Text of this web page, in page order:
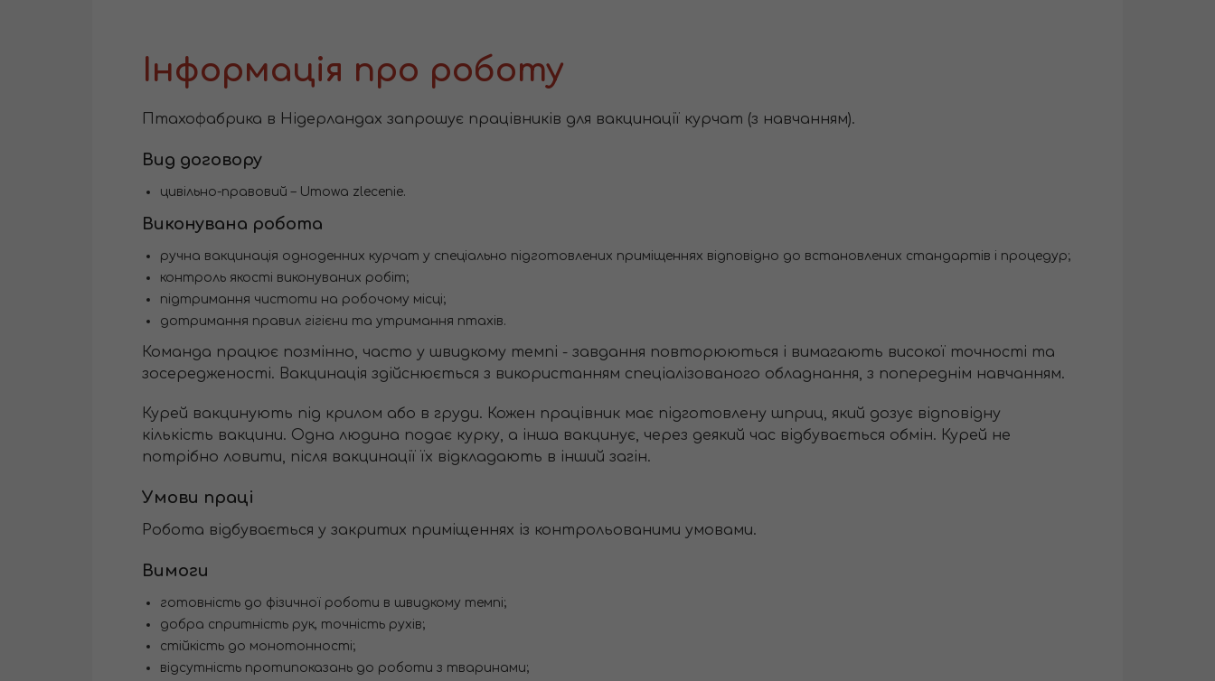
Інформація про роботу
Птахофабрика в Нідерландах запрошує працівників для вакцинації курчат (з навчанням).
Вид договору
цивільно-правовий – Umowa zlecenie.
Виконувана робота
ручна вакцинація одноденних курчат у спеціально підготовлених приміщеннях відповідно до встановлених стандартів і процедур;
контроль якості виконуваних робіт;
підтримання чистоти на робочому місці;
дотримання правил гігієни та утримання птахів.
Команда працює позмінно, часто у швидкому темпі - завдання повторюються і вимагають високої точності та
зосередженості. Вакцинація здійснюється з використанням спеціалізованого обладнання, з попереднім навчанням.
Курей вакцинують під крилом або в груди. Кожен працівник має підготовлену шприц, який дозує відповідну
кількість вакцини. Одна людина подає курку, а інша вакцинує, через деякий час відбувається обмін. Курей не
потрібно ловити, після вакцинації їх відкладають в інший загін.
Умови праці
Робота відбувається у закритих приміщеннях із контрольованими умовами.
Вимоги
готовність до фізичної роботи в швидкому темпі;
добра спритність рук, точність рухів;
стійкість до монотонності;
відсутність протипоказань до роботи з тваринами;